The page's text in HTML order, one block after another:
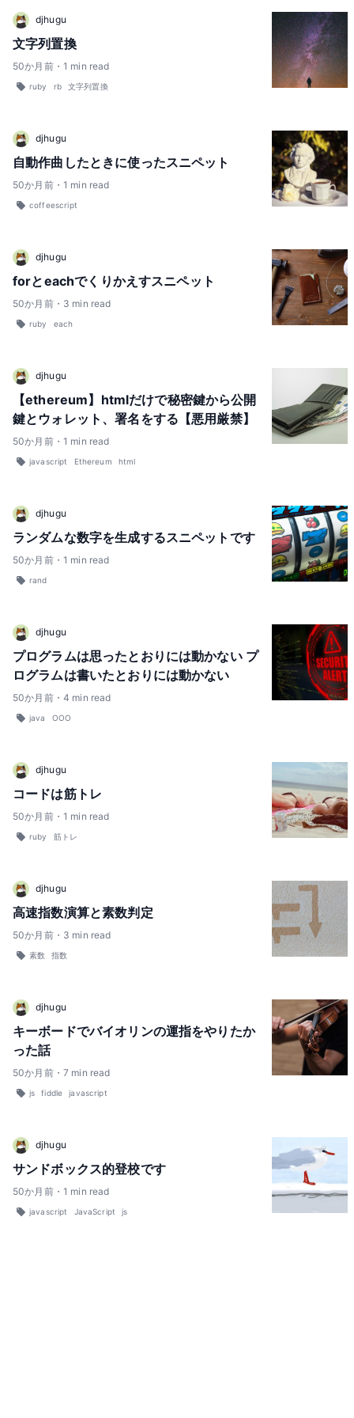
djhugu
文字列置換
50か月前・ 1 min read
ruby rb 文字列置換
djhugu
自動作曲したときに使ったスニペット
50か月前・ 1 min read
coffeescript
djhugu
forとeachでくりかえすスニペット
50か月前・ 3 min read
ruby each
djhugu
【ethereum】htmlだけで秘密鍵から公開
鍵とウォレット、署名をする【悪用厳禁】
50か月前・ 1 min read
javascript Ethereum html
djhugu
ランダムな数字を生成するスニペットです
50か月前・ 1 min read
rand
djhugu
プログラムは思ったとおりには動かない プ
ログラムは書いたとおりには動かない
50か月前・ 4 min read
java OOO
djhugu
コードは筋トレ
50か月前・ 1 min read
ruby 筋トレ
djhugu
高速指数演算と素数判定
50か月前・ 3 min read
素数 指数
djhugu
キーボードでバイオリンの運指をやりたか
った話
50か月前・ 7 min read
js fiddle javascript
djhugu
サンドボックス的登校です
50か月前・ 1 min read
javascript JavaScript js